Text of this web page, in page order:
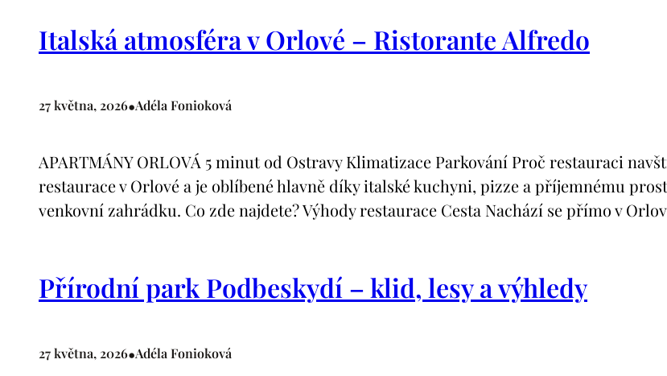
Italská atmosféra v Orlové – Ristorante Alfredo
27 května, 2026•Adéla Fonioková
APARTMÁNY ORLOVÁ 5 minut od Ostravy Klimatizace Parkování Proč restauraci
restaurace v Orlové a je oblíbené hlavně díky italské kuchyni, pizze a příjemnému
venkovní zahrádku. Co zde najdete? Výhody restaurace Cesta Nachází se přímo v
Přírodní park Podbeskydí – klid, lesy a výhledy
27 května, 2026•Adéla Fonioková